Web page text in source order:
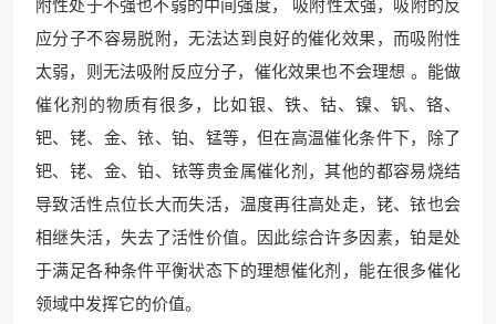
附性处于不强也不弱的中间强度， 吸附性太强，吸附的反
应分子不容易脱附，无法达到良好的催化效果，而吸附性
太弱，则无法吸附反应分子，催化效果也不会理想 。能做
催化剂的物质有很多，比如银、铁、钴、镍、钒、铬、
钯、铑、金、铱、铂、锰等，但在高温催化条件下，除了
钯、铑、金、铂、铱等贵金属催化剂，其他的都容易烧结
导致活性点位长大而失活，温度再往高处走，铑、铱也会
相继失活，失去了活性价值。因此综合许多因素，铂是处
于满足各种条件平衡状态下的理想催化剂，能在很多催化
领域中发挥它的价值。